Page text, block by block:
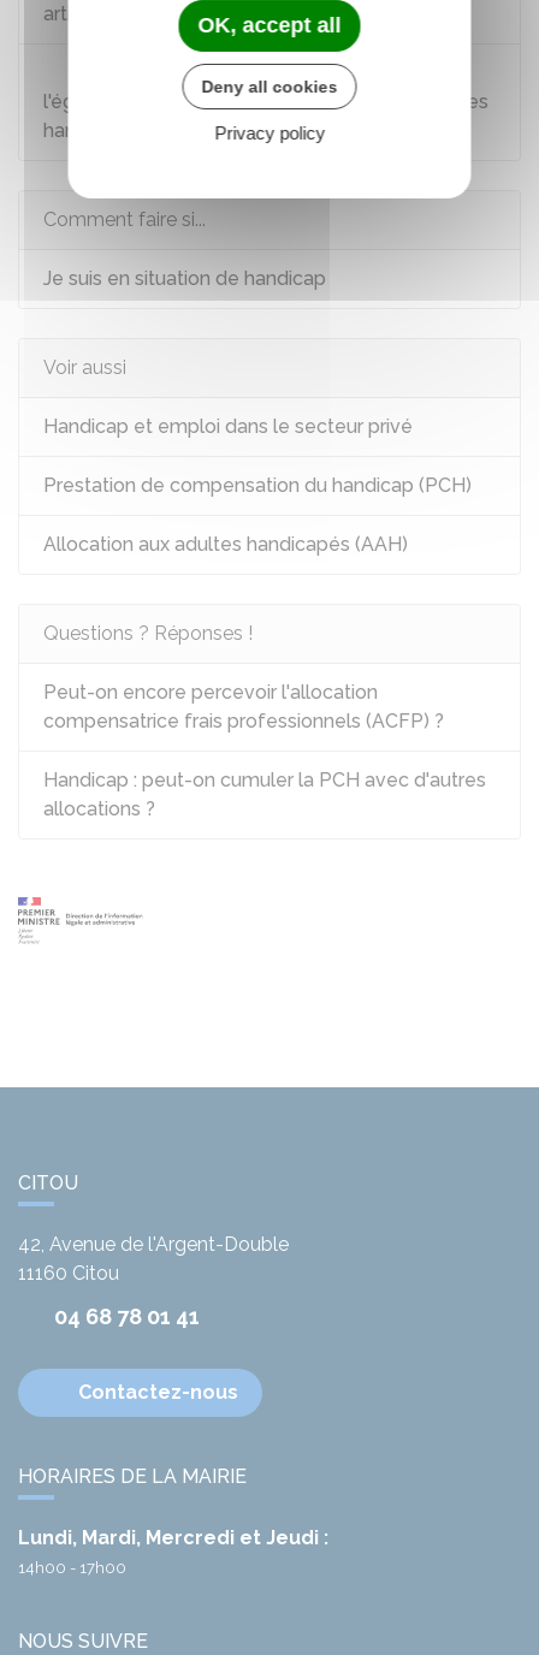
article R245-32
Loi n°2005-102 du 11 février 2005 pour
l'égalité des droits et des chances des personnes
handicapées : article 95
Comment faire si...
Je suis en situation de handicap
Voir aussi
Handicap et emploi dans le secteur privé
Prestation de compensation du handicap (PCH)
Allocation aux adultes handicapés (AAH)
Questions ? Réponses !
Peut-on encore percevoir l'allocation
compensatrice frais professionnels (ACFP) ?
Handicap : peut-on cumuler la PCH avec d'autres
allocations ?
CITOU
42, Avenue de l'Argent-Double
11160 Citou
04 68 78 01 41
Contactez-nous
HORAIRES DE LA MAIRIE
Lundi, Mardi, Mercredi et Jeudi :
14h00 - 17h00
NOUS SUIVRE
OK, accept all
Deny all cookies
Privacy policy